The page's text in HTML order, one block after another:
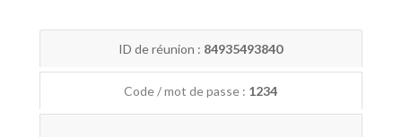
ID de réunion : 84935493840
Code / mot de passe : 1234